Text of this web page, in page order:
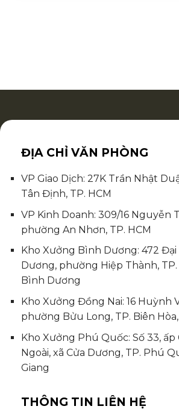
ĐỊA CHỈ VĂN PHÒNG
VP Giao Dịch: 27K Trần Nhật
Tân Định, TP. HCM
VP Kinh Doanh: 309/16 Nguyễn
phường An Nhơn, TP. HCM
Kho Xưởng Bình Dương: 472
Dương, phường Hiệp Thành,
Bình Dương
Kho Xưởng Đồng Nai: 16 Huỳnh
phường Bửu Long, TP. Biên
Kho Xưởng Phú Quốc: Số 33, ấp
Ngoài, xã Cửa Dương, TP. Phú
Giang
THÔNG TIN LIÊN HỆ